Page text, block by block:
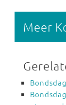
Meer